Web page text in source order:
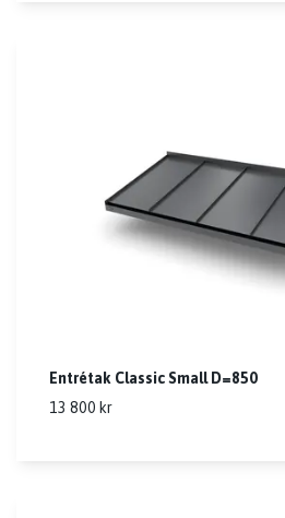
Entrétak Classic Small D=850
13 800 kr